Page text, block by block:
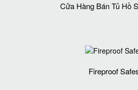
Cửa Hàng Bán Tủ Hồ
Fireproof